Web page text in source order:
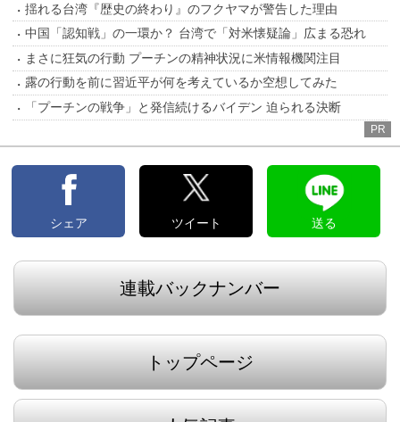
揺れる台湾『歴史の終わり』のフクヤマが警告した理由
中国「認知戦」の一環か？ 台湾で「対米懐疑論」広まる恐れ
まさに狂気の行動 プーチンの精神状況に米情報機関注目
露の行動を前に習近平が何を考えているか空想してみた
「プーチンの戦争」と発信続けるバイデン 迫られる決断
PR
シェア ツイート 送る
連載バックナンバー
トップページ